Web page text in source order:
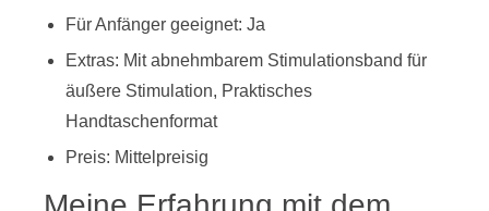
Für Anfänger geeignet: Ja
Extras: Mit abnehmbarem Stimulationsband für
äußere Stimulation, Praktisches
Handtaschenformat
Preis: Mittelpreisig